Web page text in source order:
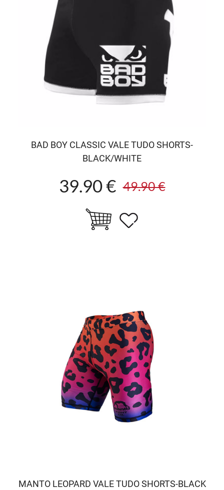
BAD BOY CLASSIC VALE TUDO SHORTS-
BLACK/WHITE
39.90 € 49.90 €
MANTO LEOPARD VALE TUDO SHORTS-BLACK